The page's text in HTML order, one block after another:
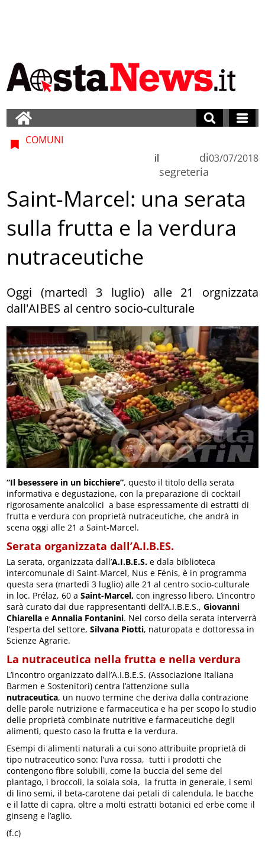
COMUNI
di
segreteria
il 03/07/2018
Saint-Marcel: una serata
sulla frutta e la verdura
nutraceutiche
Oggi (martedì 3 luglio) alle 21 orgnizzata
dall'AIBES al centro socio-culturale
“Il besessere in un bicchiere”, questo il titolo della serata
informativa e degustazione, con la preparazione di cocktail
rigorosamente analcolici a base espressamente di estratti di
frutta e verdura con proprietà nutraceutiche, che andrà in
scena oggi alle 21 a Saint-Marcel.
Serata organizzata dall’A.I.B.ES.
La serata, organizzata dall’A.I.B.E.S. e dala biblioteca
intercomunale di Saint-Marcel, Nus e Fénis, è in programma
questa sera (martedì 3 luglio) alle 21 al centro socio-culturale
in loc. Prélaz, 60 aSaint-Marcel, con ingresso libero. L’incontro
sarà curato dai due rappresentanti dell’A.I.B.E.S.,Giovanni
Chiarella eAnnalia Fontanini. Nel corso della serata interverrà
l’esperta del settore,Silvana Piotti, naturopata e dottoressa in
Scienze Agrarie.
La nutraceutica nella frutta e nella verdura
L’incontro organizzato dall’A.I.B.E.S. (Associazione Italiana
Barmen e Sostenitori) centra l’attenzione sulla
nutraceutica, un nuovo termine che deriva dalla contrazione
delle parole nutrizione e farmaceutica e ha per scopo lo studio
delle proprietà combinate nutritive e farmaceutiche degli
alimenti, questo caso la frutta e la verdura.
Esempi di alimenti naturali a cui sono attribuite proprietà di
tipo nutraceutico sono: l’uva rossa, tutti i prodotti che
contengono fibre solubili, come la buccia del seme del
plantago, i broccoli, la soiala soia, la frutta in generale, i semi
di lino semi, il beta-carotene dai petali di calendula, le bacche
e il latte di capra, oltre a molti estratti botanici ed erbe come il
ginseng e l’aglio.
(f.c)